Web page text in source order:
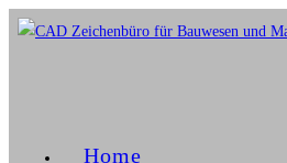
Home